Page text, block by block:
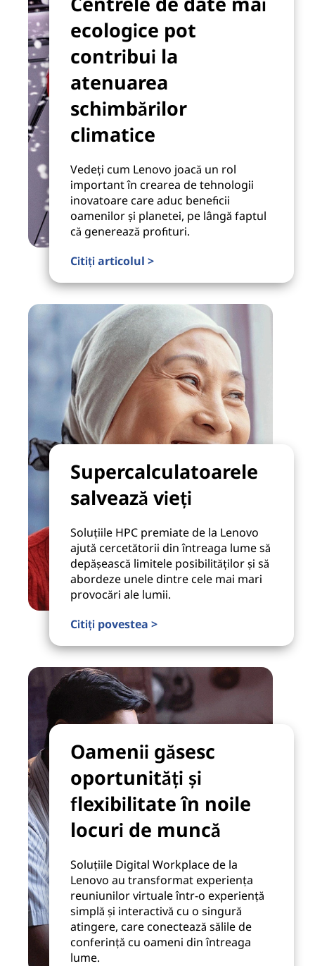
ecologice pot
contribui la
atenuarea
schimbărilor
climatice
Vedeți cum Lenovo joacă un rol
important în crearea de tehnologii
inovatoare care aduc beneficii
oamenilor și planetei, pe lângă faptul
că generează profituri.
Citiți articolul >
Supercalculatoarele
salvează vieți
Soluțiile HPC premiate de la Lenovo
ajută cercetătorii din întreaga lume să
depășească limitele posibilităților și să
abordeze unele dintre cele mai mari
provocări ale lumii.
Citiți povestea >
Oamenii găsesc
oportunități și
flexibilitate în noile
locuri de muncă
Soluțiile Digital Workplace de la
Lenovo au transformat experiența
reuniunilor virtuale într-o experiență
simplă și interactivă cu o singură
atingere, care conectează sălile de
conferință cu oameni din întreaga
lume.